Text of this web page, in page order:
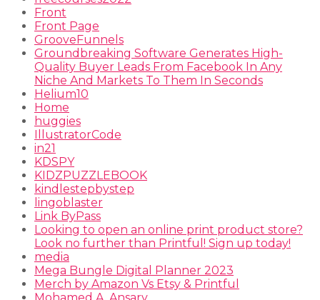
Front
Front Page
GrooveFunnels
Groundbreaking Software Generates High-
Quality Buyer Leads From Facebook In Any
Niche And Markets To Them In Seconds
Helium10
Home
huggies
IllustratorCode
in21
KDSPY
KIDZPUZZLEBOOK
kindlestepbystep
lingoblaster
Link ByPass
Looking to open an online print product store?
Look no further than Printful! Sign up today!
media
Mega Bungle Digital Planner 2023
Merch by Amazon Vs Etsy & Printful